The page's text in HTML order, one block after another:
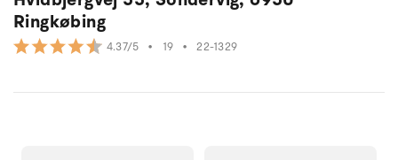
Ringkøbing
4.37/5 • 19 • 22-1329